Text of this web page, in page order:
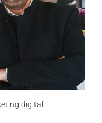
digital